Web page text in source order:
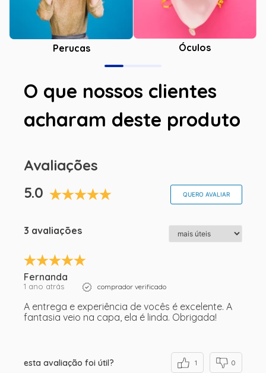
Perucas Óculos
O que nossos clientes
acharam deste produto
Avaliações
5.0
QUERO AVALIAR
3 avaliações
Fernanda
1 ano atrás comprador verificado
A entrega e experiência de vocês é excelente. A
fantasia veio na capa, ela é linda. Obrigada!
esta avaliação foi útil? 1 0